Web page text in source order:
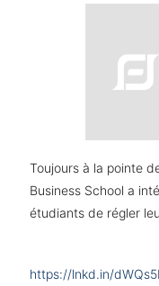
Toujours à la pointe
Business School a
étudiants de régler
https://lnkd.in/